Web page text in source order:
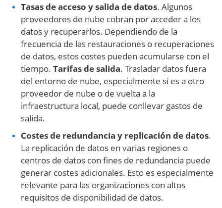
Tasas de acceso y salida de datos. Algunos
proveedores de nube cobran por acceder a los
datos y recuperarlos. Dependiendo de la
frecuencia de las restauraciones o recuperaciones
de datos, estos costes pueden acumularse con el
tiempo. Tarifas de salida. Trasladar datos fuera
del entorno de nube, especialmente si es a otro
proveedor de nube o de vuelta a la
infraestructura local, puede conllevar gastos de
salida.
Costes de redundancia y replicación de datos.
La replicación de datos en varias regiones o
centros de datos con fines de redundancia puede
generar costes adicionales. Esto es especialmente
relevante para las organizaciones con altos
requisitos de disponibilidad de datos.